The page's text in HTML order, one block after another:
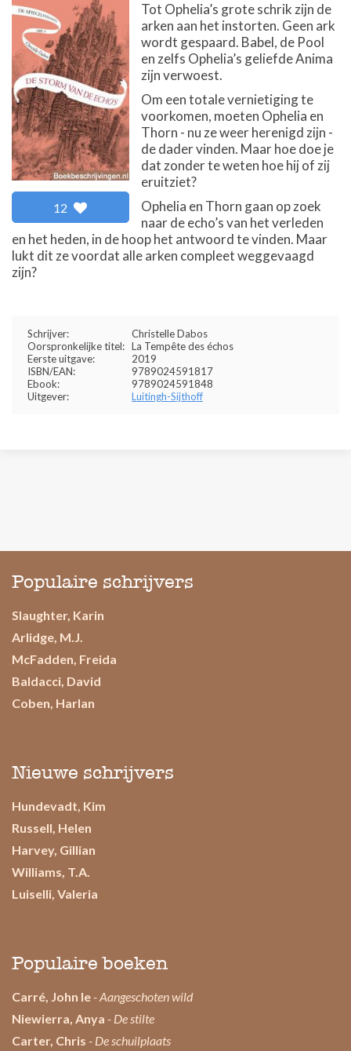
12
Tot Ophelia’s grote schrik zijn de
arken aan het instorten. Geen ark
wordt gespaard. Babel, de Pool
en zelfs Ophelia’s geliefde Anima
zijn verwoest.
Om een totale vernietiging te
voorkomen, moeten Ophelia en
Thorn - nu ze weer herenigd zijn -
de dader vinden. Maar hoe doe je
dat zonder te weten hoe hij of zij
eruitziet?
Ophelia en Thorn gaan op zoek
naar de echo’s van het verleden
en het heden, in de hoop het antwoord te vinden. Maar
lukt dit ze voordat alle arken compleet weggevaagd
zijn?
Schrijver:
Christelle Dabos
Oorspronkelijke titel: La Tempête des échos
Eerste uitgave:
2019
ISBN/EAN:
9789024591817
Ebook:
9789024591848
Uitgever:
Luitingh-Sijthoff
Populaire schrijvers
Slaughter, Karin
Arlidge, M.J.
McFadden, Freida
Baldacci, David
Coben, Harlan
Nieuwe schrijvers
Hundevadt, Kim
Russell, Helen
Harvey, Gillian
Williams, T.A.
Luiselli, Valeria
Populaire boeken
Carré, John le - Aangeschoten wild
Niewierra, Anya - De stilte
Carter, Chris - De schuilplaats